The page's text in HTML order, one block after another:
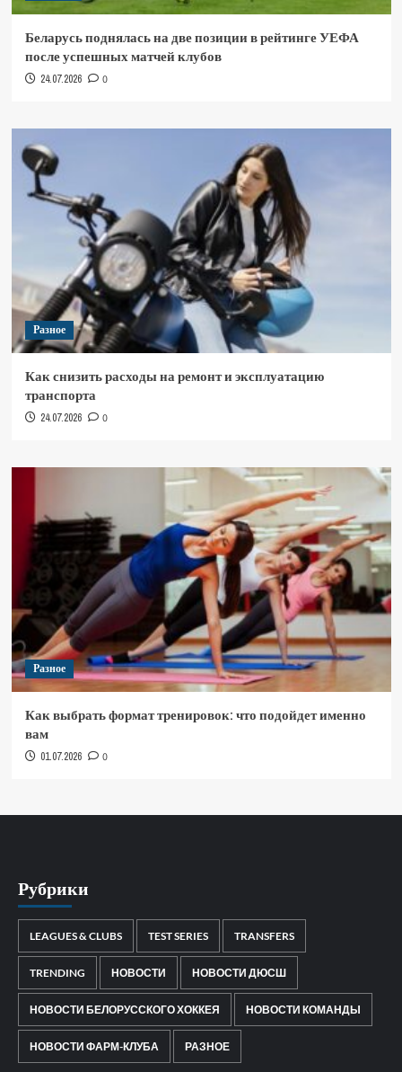
Беларусь поднялась на две позиции в рейтинге УЕФА
после успешных матчей клубов
24.07.2026 0
Разное
Как снизить расходы на ремонт и эксплуатацию
транспорта
24.07.2026 0
Разное
Как выбрать формат тренировок: что подойдет именно
вам
01.07.2026 0
Рубрики
LEAGUES & CLUBS TEST SERIES TRANSFERS
TRENDING НОВОСТИ НОВОСТИ ДЮСШ
НОВОСТИ БЕЛОРУССКОГО ХОККЕЯ НОВОСТИ КОМАНДЫ
НОВОСТИ ФАРМ-КЛУБА РАЗНОЕ